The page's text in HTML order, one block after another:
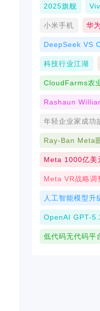
2025旗舰
小米手机 华
DeepSeek VS
科技行业江湖
CloudFarms农
Rashaun
年轻企业家成功
Ray-Ban Meta
Meta 1000亿美
Meta VR战略调
人工智能模型升
OpenAI GPT-
低代码无代码平